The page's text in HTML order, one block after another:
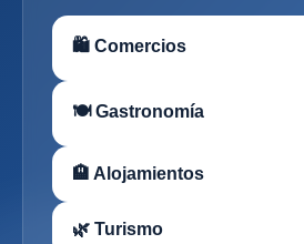
🛍 Comercios
🍽 Gastronomía
🏨 Alojamientos
🌿 Turismo